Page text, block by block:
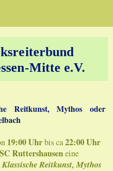
Mitte e.V.
Reitkunst, Mythos oder
19:00 Uhrbis ca22:00 Uhr
Ruttershauseneine
Klassische Reitkunst, Mythos